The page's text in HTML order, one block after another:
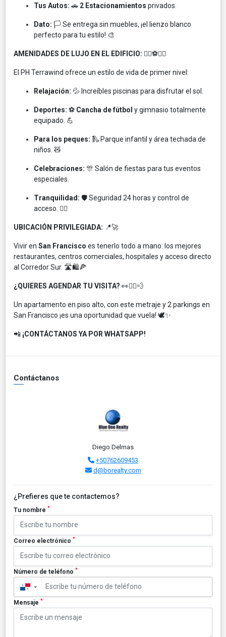
Tus Autos: 🚗 2 Estacionamientos privados.
Dato: 🏳️ Se entrega sin muebles, ¡el lienzo blanco
perfecto para tu estilo! 🎨
AMENIDADES DE LUJO EN EL EDIFICIO: 🏊‍♂️⚽🏋️‍♀️
El PH Terrawind ofrece un estilo de vida de primer nivel:
Relajación: 💦 Increíbles piscinas para disfrutar el sol.
Deportes: ⚽ Cancha de fútbol y gimnasio totalmente
equipado. 💪
Para los peques: 🛝 Parque infantil y área techada de
niños. 🧸
Celebraciones: 🎊 Salón de fiestas para tus eventos
especiales.
Tranquilidad: 🛡️ Seguridad 24 horas y control de
acceso. 👮‍♂️
UBICACIÓN PRIVILEGIADA: 📍🚀
Vivir en San Francisco es tenerlo todo a mano: los mejores
restaurantes, centros comerciales, hospitales y acceso directo
al Corredor Sur. 🛣️🛍️🍕
¿QUIERES AGENDAR TU VISITA? 👀🏃‍♂️💨
Un apartamento en piso alto, con este metraje y 2 parkings en
San Francisco ¡es una oportunidad que vuela! 🕊️✨
📲 ¡CONTÁCTANOS YA POR WHATSAPP!
Contáctanos
Diego Delmas
+50762609453
d@borealty.com
¿Prefieres que te contactemos?
Tu nombre *
Correo electrónico *
Número de teléfono *
▼
Mensaje *